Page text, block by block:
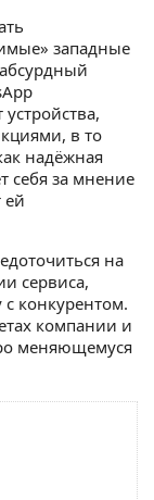
западные
в то
надёжная
себя за мнение
ей
на
сервиса,
конкурентом.
компании и
меняющемуся